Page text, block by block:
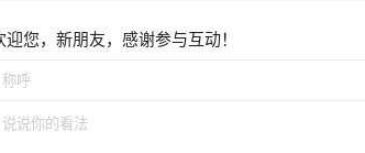
迎您，新朋友，感谢参与互动！